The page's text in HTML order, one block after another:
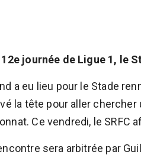
journée de Ligue 1, le
a eu lieu pour le Stade
la tête pour aller
Ce vendredi, le SRFC
sera arbitrée par